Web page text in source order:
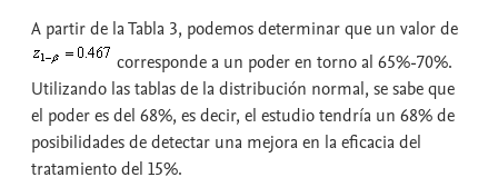
A partir de la Tabla 3, podemos determinar que un valor de
corresponde a un poder en torno al 65%-70%.
Utilizando las tablas de la distribución normal, se sabe que
el poder es del 68%, es decir, el estudio tendría un 68% de
posibilidades de detectar una mejora en la eficacia del
tratamiento del 15%.